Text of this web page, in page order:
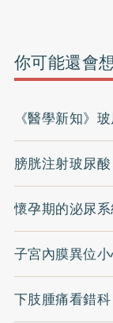
你可能還會
《醫學新知》
膀胱注射玻尿
懷孕期的泌尿
子宮內膜異位
下肢腫痛看錯